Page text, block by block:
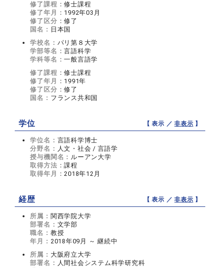
修了課程：修士課程
修了年月： 1992年03月
修了区分：修了
国名： 日本国
学校名： パリ第８大学
学部等名：言語科学
学科等名：一般言語学
修了課程：修士課程
修了年月： 1991年
修了区分：修了
国名： フランス共和国
学位 【 表示 ／非表示 】
学位名： 言語科学博士
分野名： 人文・社会 / 言語学
授与機関名： ルーアン大学
取得方法：課程
取得年月：2018年12月
経歴 【 表示 ／非表示 】
所属： 関西学院大学
部署名： 文学部
職名： 教授
年月： 2018年09月 ～ 継続中
所属： 大阪府立大学
部署名： 人間社会システム科学研究科